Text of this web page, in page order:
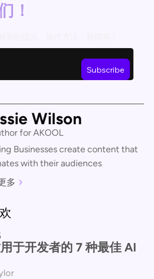
！
Wilson
for AKOOL
Businesses create content that
with their audiences
多
于开发者的 7 种最佳 AI